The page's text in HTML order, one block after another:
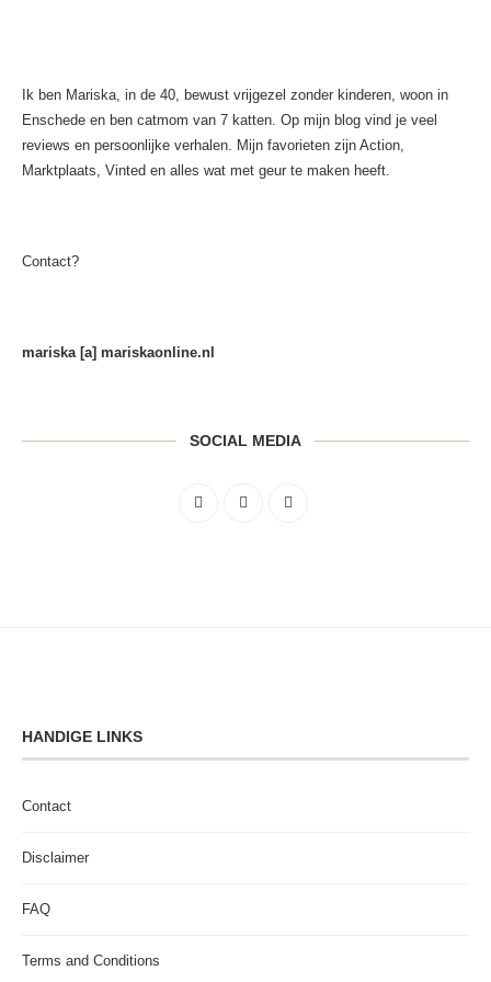
Ik ben Mariska, in de 40, bewust vrijgezel zonder kinderen, woon in
Enschede en ben catmom van 7 katten. Op mijn blog vind je veel
reviews en persoonlijke verhalen. Mijn favorieten zijn Action,
Marktplaats, Vinted en alles wat met geur te maken heeft.
Contact?
mariska [a] mariskaonline.nl
SOCIAL MEDIA
HANDIGE LINKS
Contact
Disclaimer
FAQ
Terms and Conditions